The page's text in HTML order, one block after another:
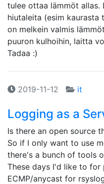
tulee ottaa lämmöt
hiutaleita (esim kaurasta
on melkein valmis
puuron kulhoihin, laitta
Tadaa :)
2019-11-12 it
Logging as a
Is there an open source
So if I only want to use
there's a bunch of tools
These days I'd like to for
ECMP/anycast for